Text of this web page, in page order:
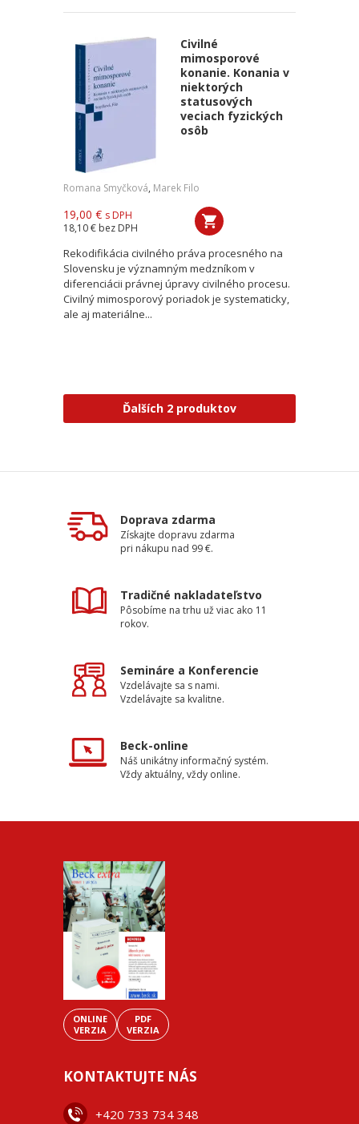
Civilné
mimosporové
konanie. Konania v
niektorých
statusových
veciach fyzických
osôb
Romana Smyčková, Marek Filo
19,00 € s DPH
18,10 € bez DPH
Rekodifikácia civilného práva procesného na
Slovensku je významným medzníkom v
diferenciácii právnej úpravy civilného procesu.
Civilný mimosporový poriadok je systematicky,
ale aj materiálne...
Ďalších 2 produktov
Doprava zdarma
Získajte dopravu zdarma
pri nákupu nad 99 €.
Tradičné nakladateľstvo
Pôsobíme na trhu už viac ako 11
rokov.
Semináre a Konferencie
Vzdelávajte sa s nami.
Vzdelávajte sa kvalitne.
Beck-online
Náš unikátny informačný systém.
Vždy aktuálny, vždy online.
ONLINE
VERZIA
PDF
VERZIA
KONTAKTUJTE NÁS
+420 733 734 348